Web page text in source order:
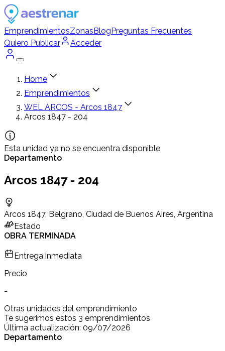
EmprendimientosZonasBlogPreguntas Frecuentes
Quiero Publicar
Acceder
Home
Emprendimientos
WEL ARCOS - Arcos 1847
Arcos 1847 - 204
Esta unidad ya no se encuentra disponible
Departamento
Arcos 1847 - 204
Arcos 1847, Belgrano, Ciudad de Buenos Aires, Argentina
Estado
OBRA TERMINADA
Entrega inmediata
Precio
-
Otras unidades del emprendimiento
Te sugerimos estos 3 emprendimientos
Última actualización: 09/07/2026
Departamento